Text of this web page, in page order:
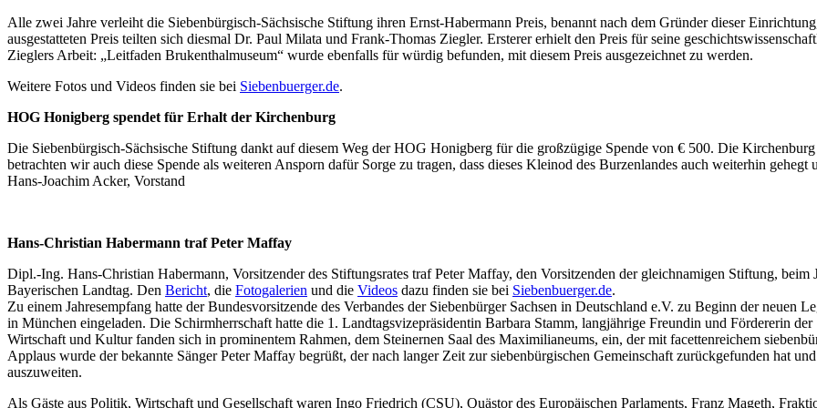
Alle zwei Jahre verleiht die Siebenbürgisch-Sächsische Stiftung ihren Ernst-Habermann Preis, benannt nach dem Gründer dieser
ausgestatteten Preis teilten sich diesmal Dr. Paul Milata und Frank-Thomas Ziegler. Ersterer erhielt den Preis für seine
Zieglers Arbeit: „Leitfaden Brukenthalmuseum“ wurde ebenfalls für würdig befunden, mit diesem Preis ausgezeichnet zu werden.
Weitere Fotos und Videos finden sie bei Siebenbuerger.de.
HOG Honigberg spendet für Erhalt der Kirchenburg
Die Siebenbürgisch-Sächsische Stiftung dankt auf diesem Weg der HOG Honigberg für die großzügige Spende von € 500. Die
betrachten wir auch diese Spende als weiteren Ansporn dafür Sorge zu tragen, dass dieses Kleinod des Burzenlandes auch weiterhin gehegt
Hans-Joachim Acker, Vorstand
Hans-Christian Habermann traf Peter Maffay
Dipl.-Ing. Hans-Christian Habermann, Vorsitzender des Stiftungsrates traf Peter Maffay, den Vorsitzenden der gleichnamigen Stiftung, beim
Bayerischen Landtag. Den Bericht, die Fotogalerien und die Videos dazu finden sie bei Siebenbuerger.de.
Zu einem Jahresempfang hatte der Bundesvorsitzende des Verbandes der Siebenbürger Sachsen in Deutschland e.V. zu Beginn der neuen
in München eingeladen. Die Schirmherrschaft hatte die 1. Landtagsvizepräsidentin Barbara Stamm, langjährige Freundin und Fördererin
Wirtschaft und Kultur fanden sich in prominentem Rahmen, dem Steinernen Saal des Maximilianeums, ein, der mit facettenreichem
Applaus wurde der bekannte Sänger Peter Maffay begrüßt, der nach langer Zeit zur siebenbürgischen Gemeinschaft zurückgefunden hat
auszuweiten.
Als Gäste aus Politik, Wirtschaft und Gesellschaft waren Ingo Friedrich (CSU), Quästor des Europäischen Parlaments, Franz Mageth,